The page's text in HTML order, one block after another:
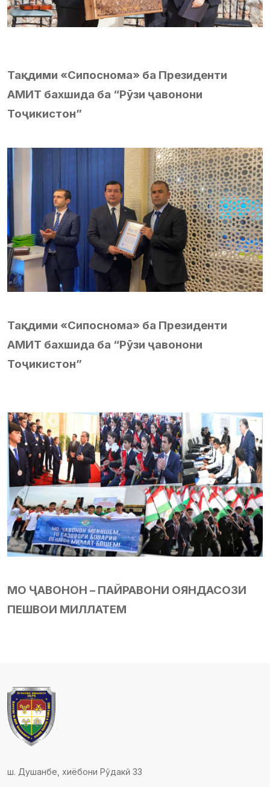
Тақдими «Сипоснома» ба Президенти
АМИТ бахшида ба “Рӯзи ҷавонони
Тоҷикистон”
Тақдими «Сипоснома» ба Президенти
АМИТ бахшида ба “Рӯзи ҷавонони
Тоҷикистон”
МО ҶАВОНОН – ПАЙРАВОНИ ОЯНДАСОЗИ
ПЕШВОИ МИЛЛАТЕМ
ш. Душанбе, хиёбони Рӯдакӣ 33